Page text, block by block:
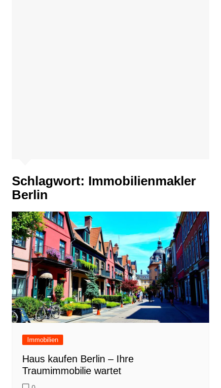
Schlagwort: Immobilienmakler
Berlin
Immobilien
Haus kaufen Berlin – Ihre
Traumimmobilie wartet